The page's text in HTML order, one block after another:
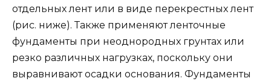
отдельных лент или в виде перекрестных лент
(рис. ниже). Также применяют ленточные
фундаменты при неоднородных грунтах или
резко различных нагрузках, поскольку они
выравнивают осадки основания. Фундаменты